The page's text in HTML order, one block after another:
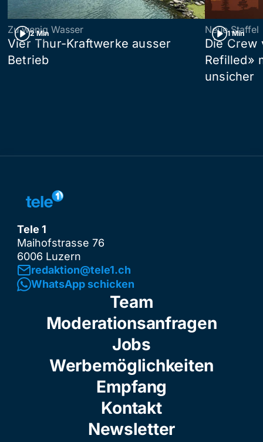
2 Min
Zu wenig Wasser
Vier Thur-Kraftwerke ausser
Betrieb
1 Min
Neue Staffel
Die Crew
Refilled»
unsicher
Tele 1
Maihofstrasse 76
6006 Luzern
redaktion@tele1.ch
WhatsApp schicken
Team
Moderationsanfragen
Jobs
Werbemöglichkeiten
Empfang
Kontakt
Newsletter